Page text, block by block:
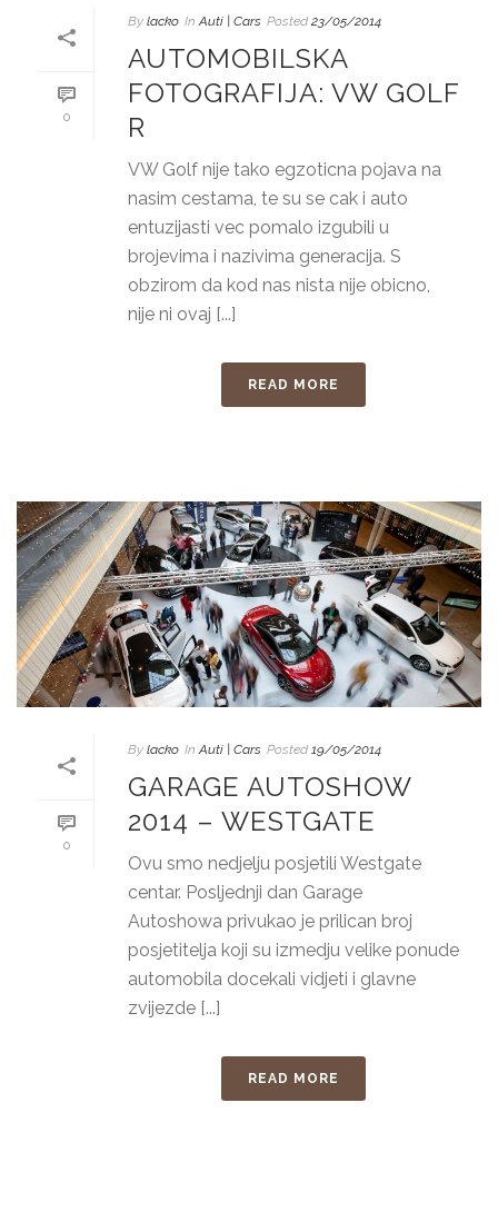
0
By lacko In Auti | Cars Posted 23/05/2014
AUTOMOBILSKA
FOTOGRAFIJA: VW GOLF
R
VW Golf nije tako egzoticna pojava na
nasim cestama, te su se cak i auto
entuzijasti vec pomalo izgubili u
brojevima i nazivima generacija. S
obzirom da kod nas nista nije obicno,
nije ni ovaj [...]
READ MORE
0
By lacko In Auti | Cars Posted 19/05/2014
GARAGE AUTOSHOW
2014 – WESTGATE
Ovu smo nedjelju posjetili Westgate
centar. Posljednji dan Garage
Autoshowa privukao je prilican broj
posjetitelja koji su izmedju velike ponude
automobila docekali vidjeti i glavne
zvijezde [...]
READ MORE